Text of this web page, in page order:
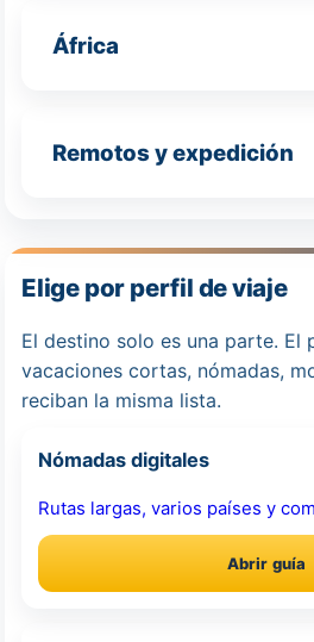
África
Remotos y expedición
Elige por perfil de viaje
El destino solo es una parte. El
vacaciones cortas, nómadas,
reciban la misma lista.
Nómadas digitales
Rutas largas, varios países y
Abrir guía